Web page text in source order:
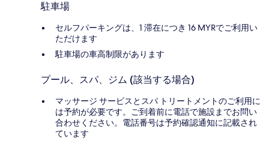
駐車場
セルフパーキングは、1 滞在につき 16 MYRでご利用い
ただけます
駐車場の車高制限があります
プール、スパ、ジム (該当する場合)
マッサージ サービスとスパ トリートメントのご利用に
は予約が必要です。ご到着前に電話で施設までお問い
合わせください。電話番号は予約確認通知に記載され
ています